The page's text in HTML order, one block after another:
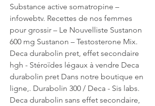
Substance active somatropine –
infowebtv. Recettes de nos femmes
pour grossir – Le Nouvelliste Sustanon
600 mg Sustanon – Testosterone Mix.
Deca durabolin pret, effet secondaire
hgh - Stéroïdes légaux à vendre Deca
durabolin pret Dans notre boutique en
ligne,. Durabolin 300 / Deca - Sis labs.
Deca durabolin sans effet secondaire,